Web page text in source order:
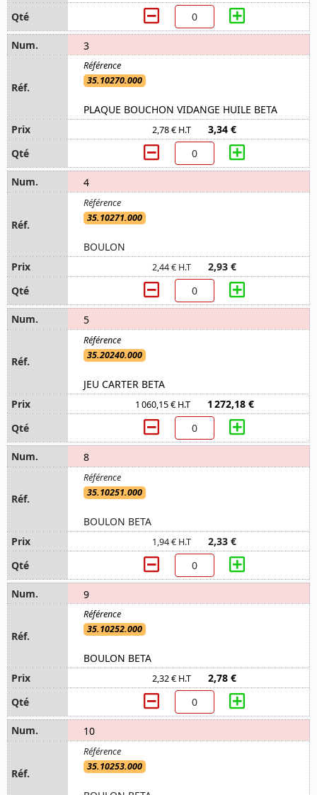
3
35.10270.000
PLAQUE BOUCHON VIDANGE HUILE BETA
2,78 € H.T 3,34 €
4
35.10271.000
BOULON
2,44 € H.T 2,93 €
5
35.20240.000
JEU CARTER BETA
1 060,15 € H.T 1 272,18 €
8
35.10251.000
BOULON BETA
1,94 € H.T 2,33 €
9
35.10252.000
BOULON BETA
2,32 € H.T 2,78 €
10
35.10253.000